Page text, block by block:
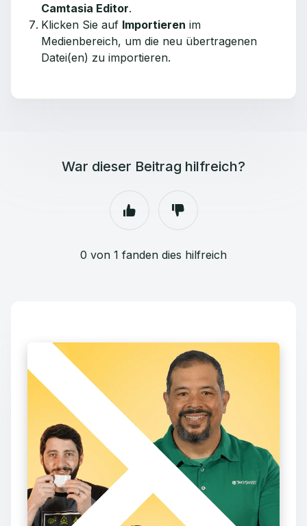
Camtasia Editor.
Klicken Sie auf Importieren im
Medienbereich, um die neu übertragenen
Datei(en) zu importieren.
War dieser Beitrag hilfreich?
0 von 1 fanden dies hilfreich